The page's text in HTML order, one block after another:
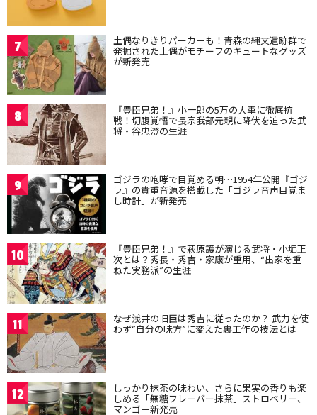
7 土偶なりきりパーカーも！青森の縄文遺跡群で
発掘された土偶がモチーフのキュートなグッズ
が新発売
8 『豊臣兄弟！』小一郎の5万の大軍に徹底抗
戦！切腹覚悟で長宗我部元親に降伏を迫った武
将・谷忠澄の生涯
9 ゴジラの咆哮で目覚める朝…1954年公開『ゴジ
ラ』の貴重音源を搭載した「ゴジラ音声目覚ま
し時計」が新発売
10 『豊臣兄弟！』で萩原護が演じる武将・小堀正
次とは？秀長・秀吉・家康が重用、“出家を重
ねた実務派”の生涯
11 なぜ浅井の旧臣は秀吉に従ったのか？ 武力を使
わず“自分の味方”に変えた裏工作の技法とは
12 しっかり抹茶の味わい、さらに果実の香りも楽
しめる「無糖フレーバー抹茶」ストロベリー、
マンゴー新発売